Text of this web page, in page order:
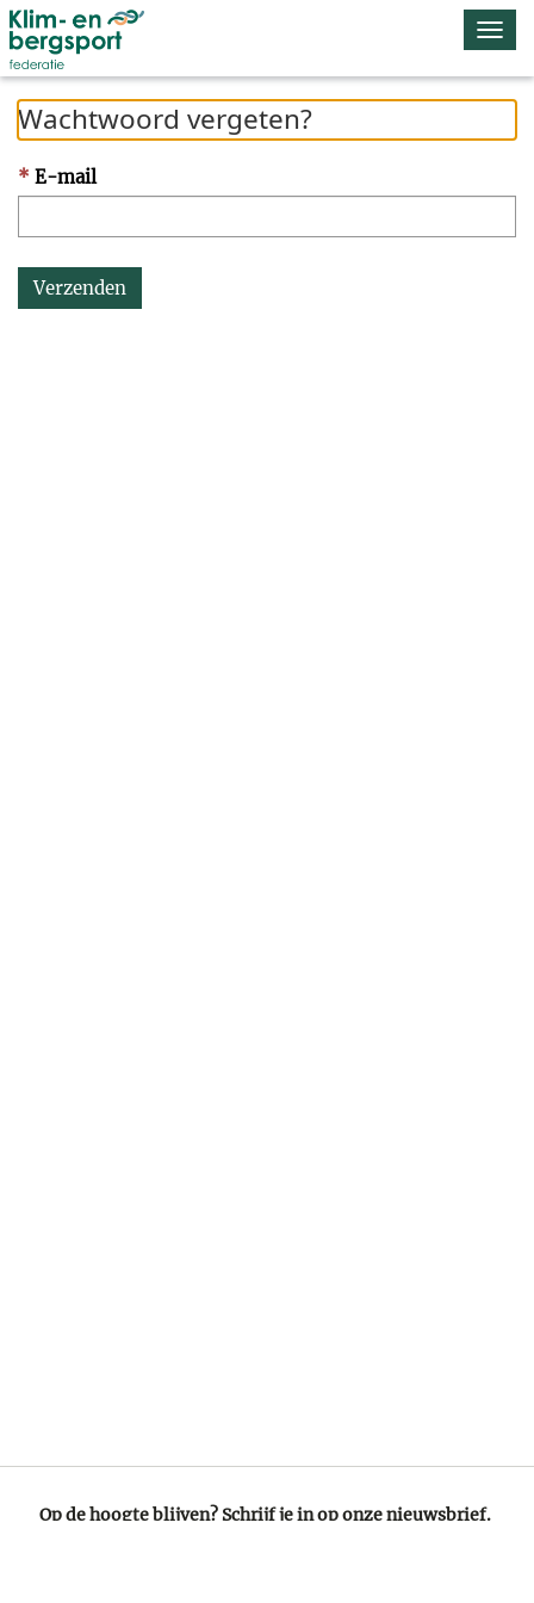
Wachtwoord vergeten?
E-mail
Verzenden
Op de hoogte blijven? Schrijf je in op onze nieuwsbrief.